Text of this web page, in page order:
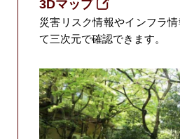
3Dマップ
災害リスク情報やインフラ
て三次元で確認できます。